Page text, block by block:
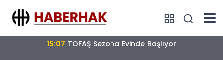
Emekli Fark Ödemeleri 7 Ağustos’ta Hesaplarda